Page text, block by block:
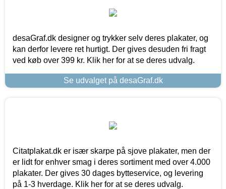
desaGraf.dk designer og trykker selv deres plakater, og
kan derfor levere ret hurtigt. Der gives desuden fri fragt
ved køb over 399 kr. Klik her for at se deres udvalg.
Se udvalget på desaGraf.dk
Citatplakat.dk er især skarpe på sjove plakater, men der
er lidt for enhver smag i deres sortiment med over 4.000
plakater. Der gives 30 dages bytteservice, og levering
på 1-3 hverdage. Klik her for at se deres udvalg.